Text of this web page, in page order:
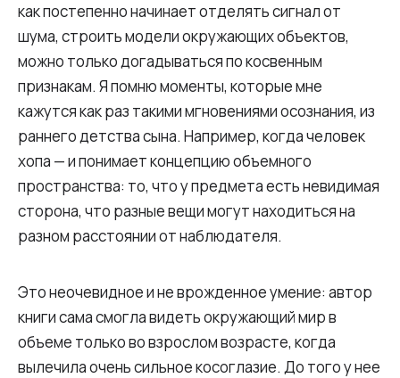
как постепенно начинает отделять сигнал от
шума, строить модели окружающих объектов,
можно только догадываться по косвенным
признакам. Я помню моменты, которые мне
кажутся как раз такими мгновениями осознания, из
раннего детства сына. Например, когда человек
хопа — и понимает концепцию объемного
пространства: то, что у предмета есть невидимая
сторона, что разные вещи могут находиться на
разном расстоянии от наблюдателя.
Это неочевидное и не врожденное умение: автор
книги сама смогла видеть окружающий мир в
объеме только во взрослом возрасте, когда
вылечила очень сильное косоглазие. До того у нее